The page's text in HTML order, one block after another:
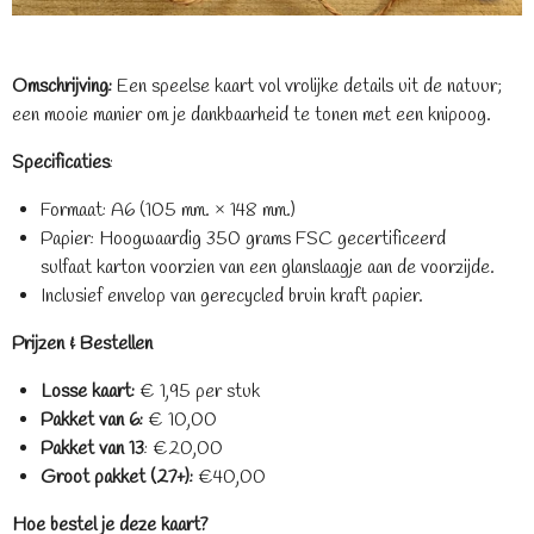
Omschrijving:Een speelse kaart vol vrolijke details uit de natuur;
een mooie manier om je dankbaarheid te tonen met een knipoog.
Specificaties:
Formaat: A6 (105 mm. × 148 mm.)
Papier: Hoogwaardig 350 grams FSC gecertificeerd
sulfaatkarton voorzien van een glanslaagje aan de voorzijde.
Inclusief envelop van gerecycled bruin kraft papier.
Prijzen & Bestellen
Losse kaart: € 1,95 per stuk
​Pakket van 6: € 10,00
​Pakket van 13: €20,00
​Groot pakket (27+): €40,00
Hoe bestel je deze kaart?